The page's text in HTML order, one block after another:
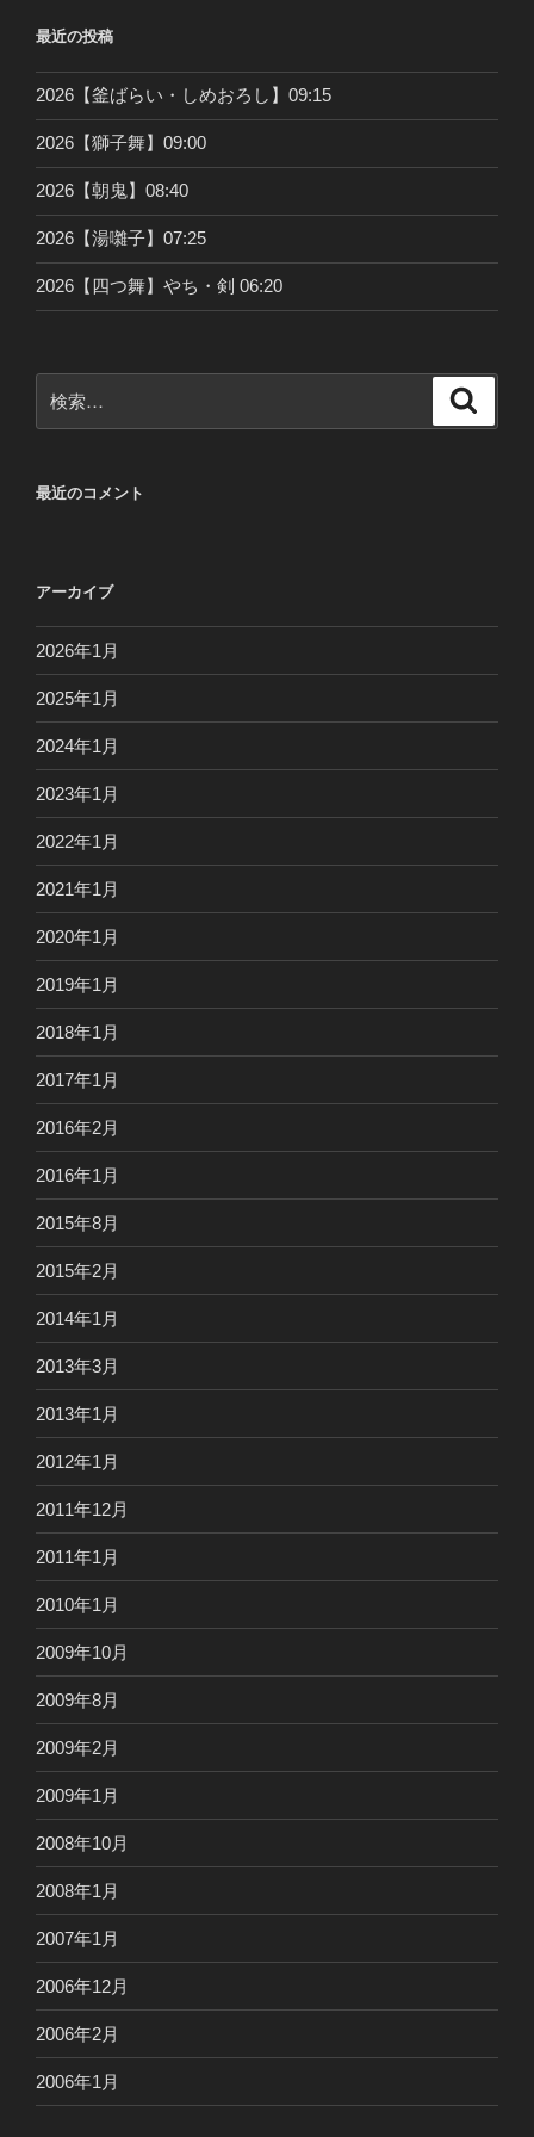
最近の投稿
2026【釜ばらい・しめおろし】09:15
2026【獅子舞】09:00
2026【朝鬼】08:40
2026【湯囃子】07:25
2026【四つ舞】やち・剣 06:20
索:
最近のコメント
アーカイブ
2026年1月
2025年1月
2024年1月
2023年1月
2022年1月
2021年1月
2020年1月
2019年1月
2018年1月
2017年1月
2016年2月
2016年1月
2015年8月
2015年2月
2014年1月
2013年3月
2013年1月
2012年1月
2011年12月
2011年1月
2010年1月
2009年10月
2009年8月
2009年2月
2009年1月
2008年10月
2008年1月
2007年1月
2006年12月
2006年2月
2006年1月